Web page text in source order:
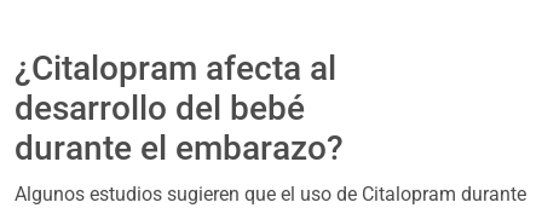
¿Citalopram afecta al
desarrollo del bebé
durante el embarazo?
Algunos estudios sugieren que el uso de Citalopram durante